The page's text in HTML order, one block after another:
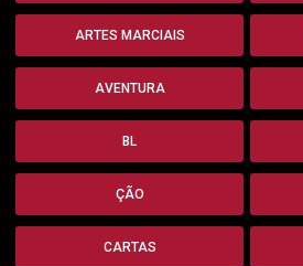
ARTES MARCIAIS
AVENTURA
BL
ÇÃO
CARTAS